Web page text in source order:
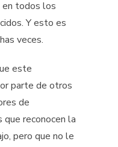
en todos los
Y esto es
veces.
este
parte de otros
de
reconocen la
pero que no le